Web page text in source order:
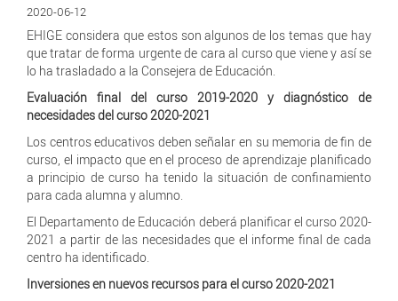
2020-06-12
EHIGE considera que estos son algunos de los temas que hay
que tratar de forma urgente de cara al curso que viene y así se
lo ha trasladado a la Consejera de Educación.
Evaluación final del curso 2019-2020 y diagnóstico de
necesidades del curso 2020-2021
Los centros educativos deben señalar en su memoria de fin de
curso, el impacto que en el proceso de aprendizaje planificado
a principio de curso ha tenido la situación de confinamiento
para cada alumna y alumno.
El Departamento de Educación deberá planificar el curso 2020-
2021 a partir de las necesidades que el informe final de cada
centro ha identificado.
Inversiones en nuevos recursos para el curso 2020-2021